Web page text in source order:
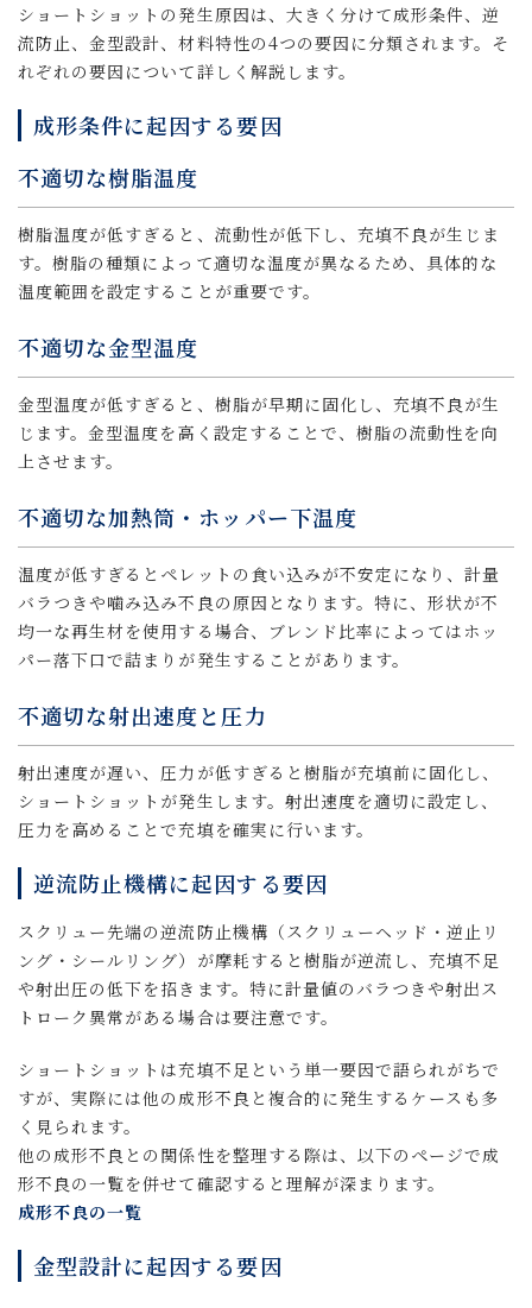
ショートショットの発生原因は、大きく分けて成形条件、逆
流防止、金型設計、材料特性の4つの要因に分類されます。そ
れぞれの要因について詳しく解説します。
成形条件に起因する要因
不適切な樹脂温度
樹脂温度が低すぎると、流動性が低下し、充填不良が生じま
す。樹脂の種類によって適切な温度が異なるため、具体的な
温度範囲を設定することが重要です。
不適切な金型温度
金型温度が低すぎると、樹脂が早期に固化し、充填不良が生
じます。金型温度を高く設定することで、樹脂の流動性を向
上させます。
不適切な加熱筒・ホッパー下温度
温度が低すぎるとペレットの食い込みが不安定になり、計量
バラつきや噛み込み不良の原因となります。特に、形状が不
均一な再生材を使用する場合、ブレンド比率によってはホッ
パー落下口で詰まりが発生することがあります。
不適切な射出速度と圧力
射出速度が遅い、圧力が低すぎると樹脂が充填前に固化し、
ショートショットが発生します。射出速度を適切に設定し、
圧力を高めることで充填を確実に行います。
逆流防止機構に起因する要因
スクリュー先端の逆流防止機構（スクリューヘッド・逆止リ
ング・シールリング）が摩耗すると樹脂が逆流し、充填不足
や射出圧の低下を招きます。特に計量値のバラつきや射出ス
トローク異常がある場合は要注意です。
ショートショットは充填不足という単一要因で語られがちで
すが、実際には他の成形不良と複合的に発生するケースも多
く見られます。
他の成形不良との関係性を整理する際は、以下のページで成
形不良の一覧を併せて確認すると理解が深まります。
成形不良の一覧
金型設計に起因する要因